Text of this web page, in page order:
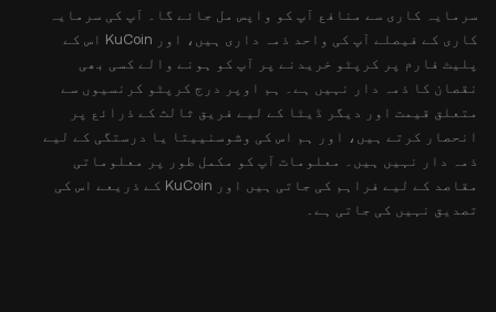
سرمایہ کاری سے منافع آپ کو واپس مل جائے گا۔ آپ کی سرمایہ
کاری کے فیصلے آپ کی واحد ذمہ داری ہیں، اور KuCoin اس کے
پلیٹ فارم پر کرپٹو خریدنے پر آپ کو ہونے والے کسی بھی
نقصان کا ذمہ دار نہیں ہے۔ ہم اوپر درج کرپٹو کرنسیوں سے
متعلق قیمت اور دیگر ڈیٹا کے لیے فریق ثالث کے ذرائع پر
انحصار کرتے ہیں، اور ہم اس کی وشوسنییتا یا درستگی کے لیے
ذمہ دار نہیں ہیں۔ معلومات آپ کو مکمل طور پر معلوماتی
مقاصد کے لیے فراہم کی جاتی ہیں اور KuCoin کے ذریعے اس کی
تصدیق نہیں کی جاتی ہے۔